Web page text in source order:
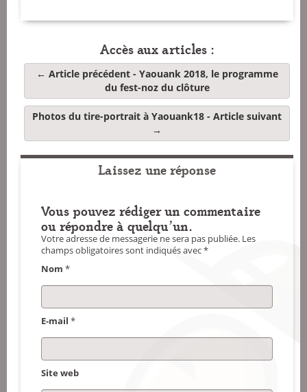
Accès aux articles :
← Article précédent - Yaouank 2018, le programme
du fest-noz du clôture
Photos du tire-portrait à Yaouank18 - Article suivant
→
Laissez une réponse
Vous pouvez rédiger un commentaire
ou répondre à quelqu'un.
Votre adresse de messagerie ne sera pas publiée. Les
champs obligatoires sont indiqués avec*
Nom *
E-mail *
Site web